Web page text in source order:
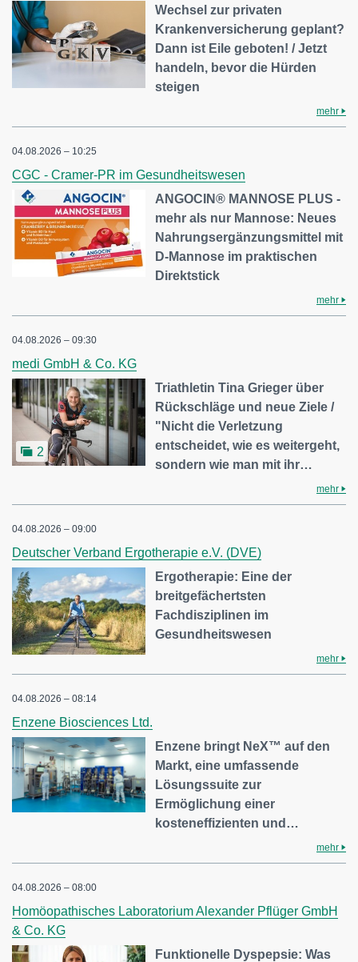
Wechsel zur privaten
Krankenversicherung geplant?
Dann ist Eile geboten! / Jetzt
handeln, bevor die Hürden
steigen
mehr
04.08.2026 – 10:25
CGC - Cramer-PR im Gesundheitswesen
ANGOCIN® MANNOSE PLUS -
mehr als nur Mannose: Neues
Nahrungsergänzungsmittel mit
D-Mannose im praktischen
Direktstick
mehr
04.08.2026 – 09:30
medi GmbH & Co. KG
2
Triathletin Tina Grieger über
Rückschläge und neue Ziele /
"Nicht die Verletzung
entscheidet, wie es weitergeht,
sondern wie man mit ihr…
mehr
04.08.2026 – 09:00
Deutscher Verband Ergotherapie e.V. (DVE)
Ergotherapie: Eine der
breitgefächertsten
Fachdisziplinen im
Gesundheitswesen
mehr
04.08.2026 – 08:14
Enzene Biosciences Ltd.
Enzene bringt NeX™ auf den
Markt, eine umfassende
Lösungssuite zur
Ermöglichung einer
kosteneffizienten und…
mehr
04.08.2026 – 08:00
Homöopathisches Laboratorium Alexander Pflüger GmbH
& Co. KG
Funktionelle Dyspepsie: Was